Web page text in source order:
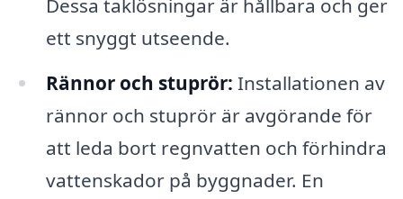
Dessa taklösningar är hållbara och ger
ett snyggt utseende.
Rännor och stuprör: Installationen av
rännor och stuprör är avgörande för
att leda bort regnvatten och förhindra
vattenskador på byggnader. En